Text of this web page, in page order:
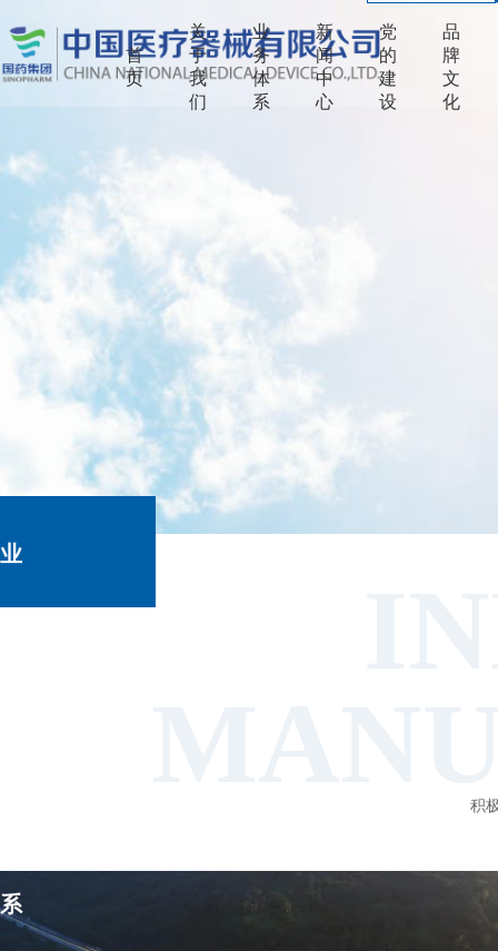
首
页
关
于
我
们
业
务
体
系
新
闻
中
心
党
的
建
设
品
牌
文
化
业
系
积